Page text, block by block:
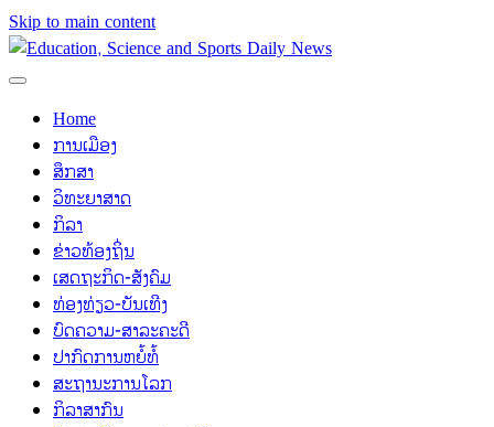
Skip to main content
Home
ການເມືອງ
ສຶກສາ
ວິທະຍາສາດ
ກິລາ
ຂ່າວທ້ອງຖິ່ນ
ເສດຖະກິດ-ສັງຄົມ
ທ່ອງທ່ຽວ-ບັນເທີງ
ບົດຄວາມ-ສາລະຄະດີ
ປາກົດການຫຍໍ້ທໍ້
ສະຖານະການໂລກ
ກິລາສາກົນ